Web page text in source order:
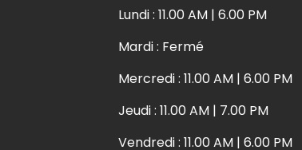
Lundi : 11.00 AM | 6.00 PM
Mardi : Fermé
Mercredi : 11.00 AM | 6.00 PM
Jeudi : 11.00 AM | 7.00 PM
Vendredi : 11.00 AM | 6.00 PM